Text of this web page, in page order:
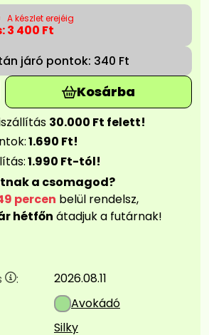
A készlet erejéig
3 400 Ft
járó pontok: 340 Ft
Kosárba
30.000 Ft felett!
1.690 Ft!
1.990 Ft-tól!
a csomagod?
percen belül rendelsz,
hétfőn átadjuk a futárnak!
:
2026.08.11
Avokádó
Silky